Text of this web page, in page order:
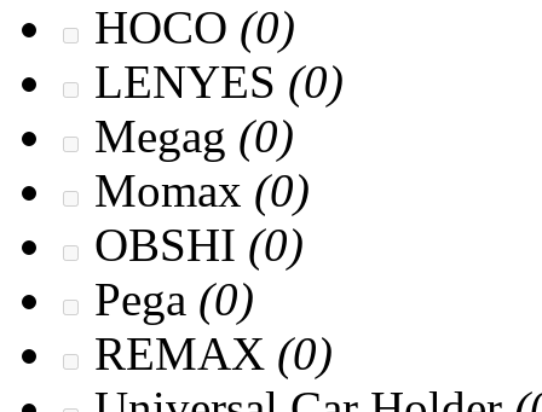
HOCO (0)
LENYES (0)
Megag (0)
Momax (0)
OBSHI (0)
Pega (0)
REMAX (0)